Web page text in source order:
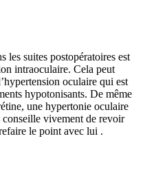
les suites postopératoires est
intraoculaire. Cela peut
oculaire qui est
hypotonisants. De même
une hypertonie oculaire
conseille vivement de revoir
le point avec lui .